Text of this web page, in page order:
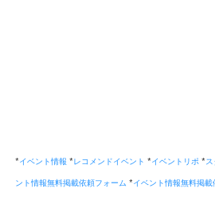
*イベント情報 *レコメンドイベント *イベントリポ *
ント情報無料掲載依頼フォーム *イベント情報無料掲載